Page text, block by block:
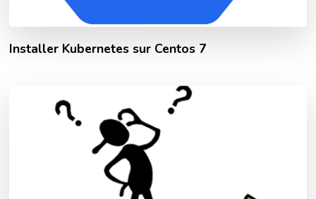
Installer Kubernetes sur Centos 7